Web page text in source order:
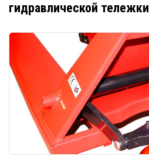
гидравлической тележки